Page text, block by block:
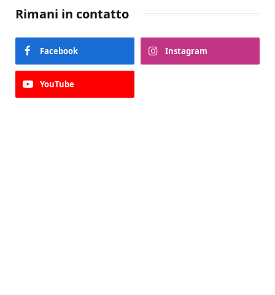
Rimani in contatto
Facebook Instagram
YouTube